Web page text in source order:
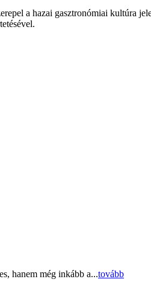
a hazai gasztronómiai kultúra
hanem még inkább a...tovább